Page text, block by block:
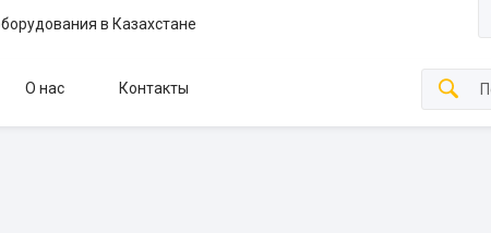
в Казахстане
О нас Контакты